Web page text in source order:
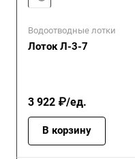
Водоотводные лотки
Лоток Л-3-7
3 922 ₽/ед.
В корзину